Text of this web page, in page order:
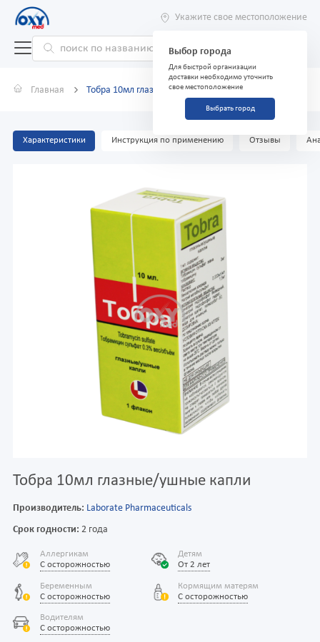
Укажите свое местоположение
Выбор города
Для быстрой организации
доставки необходимо уточнить
свое местоположение
Выбрать город
Главная Тобра 10мл глазные/ушные капли
Характеристики Инструкция по применению Отзывы
Тобра 10мл глазные/ушные капли
Производитель: Laborate Pharmaceuticals
Срок годности: 2 года
Аллергикам
С осторожностью
Детям
От 2 лет
Беременным
С осторожностью
Кормящим матерям
С осторожностью
Водителям
С осторожностью